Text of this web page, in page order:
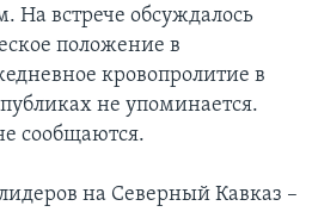
встрече обсуждалось
положение в
кровопролитие в
не упоминается.
сообщаются.
на Северный Кавказ –